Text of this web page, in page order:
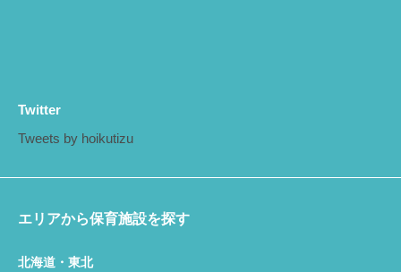
Twitter
Tweets by hoikutizu
エリアから保育施設を探す
北海道・東北